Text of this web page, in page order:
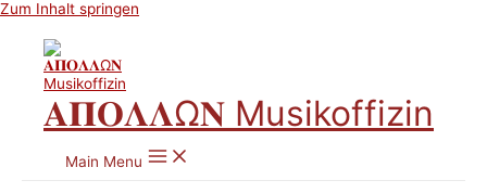
Zum Inhalt springen
𝚨𝚷𝚶𝚲𝚲Ω𝚴 Musikoffizin
Main Menu